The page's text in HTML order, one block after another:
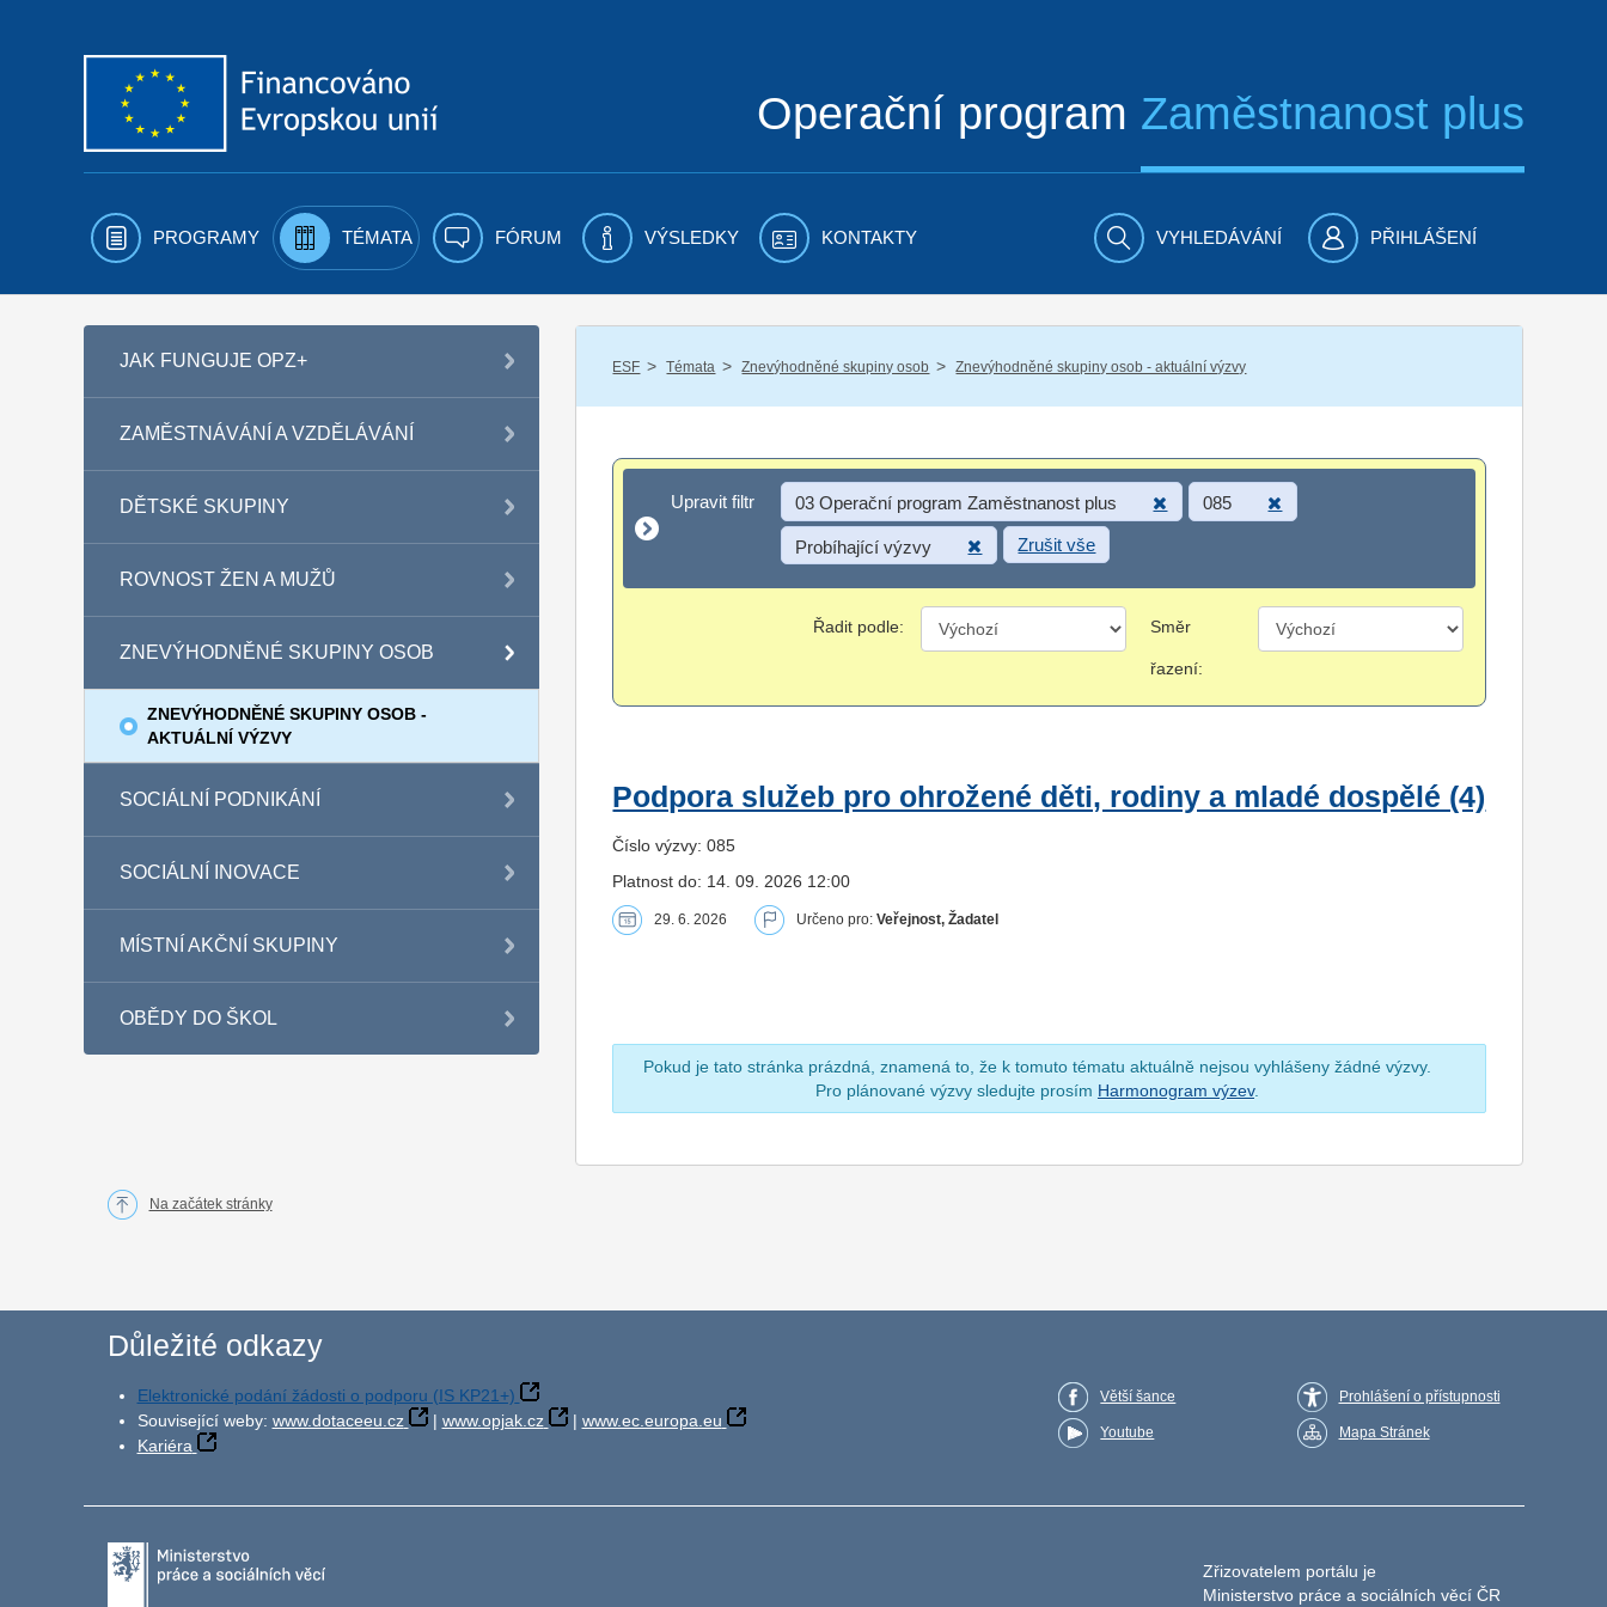
Operační program Zaměstnanost plus
PROGRAMY TÉMATA FÓRUM VÝSLEDKY KONTAKTY VYHLEDÁVÁNÍ PŘIHLÁŠENÍ
JAK FUNGUJE OPZ+
ZAMĚSTNÁVÁNÍ A VZDĚLÁVÁNÍ
DĚTSKÉ SKUPINY
ROVNOST ŽEN A MUŽŮ
ZNEVÝHODNĚNÉ SKUPINY OSOB
ZNEVÝHODNĚNÉ SKUPINY OSOB -
AKTUÁLNÍ VÝZVY
SOCIÁLNÍ PODNIKÁNÍ
SOCIÁLNÍ INOVACE
MÍSTNÍ AKČNÍ SKUPINY
OBĚDY DO ŠKOL
ESF / Témata / Znevýhodněné skupiny osob / Znevýhodněné skupiny osob - aktuální výzvy
Upravit filtr
Upravit filtr 03 Operační program Zaměstnanost plus 085
Probíhající výzvy Zrušit vše
Řadit podle: Směr
řazení:
Podpora služeb pro ohrožené děti, rodiny a mladé dospělé (4)
Číslo výzvy: 085
Platnost do: 14. 09. 2026 12:00
29. 6. 2026 Určeno pro:Veřejnost, Žadatel
Pokud je tato stránka prázdná, znamená to, že k tomuto tématu aktuálně nejsou vyhlášeny žádné výzvy.
Pro plánované výzvy sledujte prosím Harmonogram výzev.
Na začátek stránky
Důležité odkazy
Elektronické podání žádosti o podporu (IS KP21+)
Související weby: www.dotaceeu.cz | www.opjak.cz | www.ec.europa.eu
Kariéra
Větší šance
Youtube
Prohlášení o přístupnosti
Mapa Stránek
Zřizovatelem portálu je
Ministerstvo práce a sociálních věcí ČR